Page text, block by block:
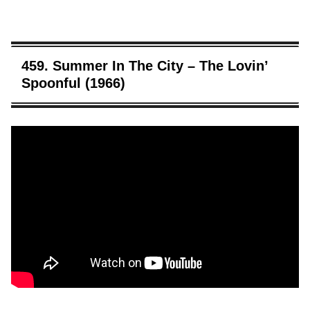
459. Summer In The City – The Lovin’
Spoonful (1966)